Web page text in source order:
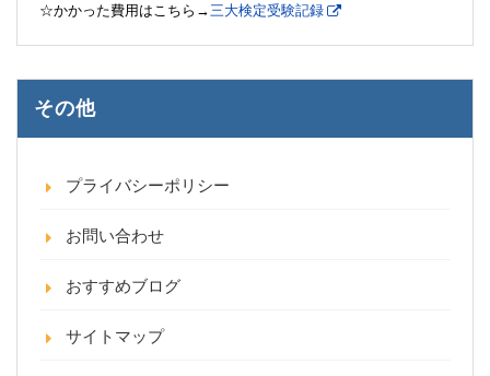
☆かかった費用はこちら→ 三大検定受験記録
その他
プライバシーポリシー
お問い合わせ
おすすめブログ
サイトマップ